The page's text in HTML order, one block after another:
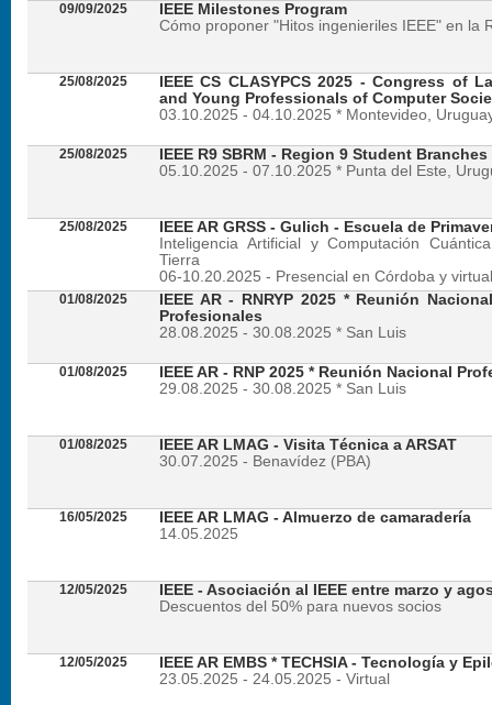
09/09/2025
IEEE Milestones Program
Cómo proponer "Hitos ingenieriles IEEE" en la
25/08/2025
IEEE CS CLASYPCS 2025 - Congress of
and Young Professionals of Computer
03.10.2025 - 04.10.2025 * Montevideo,
25/08/2025
IEEE R9 SBRM - Region 9 Student
05.10.2025 - 07.10.2025 * Punta del Este,
25/08/2025
IEEE AR GRSS - Gulich - Escuela de
Inteligencia Artificial y Computación
Tierra
06-10.20.2025 - Presencial en Córdoba y virtual
01/08/2025
IEEE AR - RNRYP 2025 * Reunión
Profesionales
28.08.2025 - 30.08.2025 * San Luis
01/08/2025
IEEE AR - RNP 2025 * Reunión Nacional
29.08.2025 - 30.08.2025 * San Luis
01/08/2025
IEEE AR LMAG - Visita Técnica a ARSAT
30.07.2025 - Benavídez (PBA)
16/05/2025
IEEE AR LMAG - Almuerzo de camaradería
14.05.2025
12/05/2025
IEEE - Asociación al IEEE entre marzo y
Descuentos del 50% para nuevos socios
12/05/2025
IEEE AR EMBS * TECHSIA - Tecnología y
23.05.2025 - 24.05.2025 - Virtual